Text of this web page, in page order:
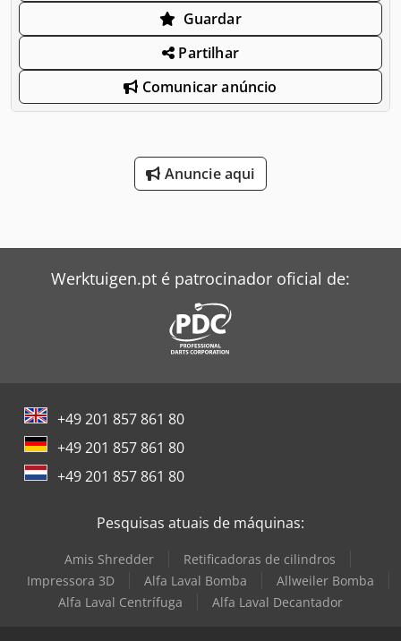
Guardar
Partilhar
Comunicar anúncio
Anuncie aqui
Werktuigen.pt é patrocinador oficial de:
+49 201 857 861 80
+49 201 857 861 80
+49 201 857 861 80
Pesquisas atuais de máquinas:
Amis Shredder
Retificadoras de cilindros
Impressora 3D
Alfa Laval Bomba
Allweiler Bomba
Alfa Laval Centrífuga
Alfa Laval Decantador